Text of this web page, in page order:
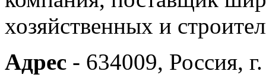
хозяйственных и
Адрес - 634009, Россия,